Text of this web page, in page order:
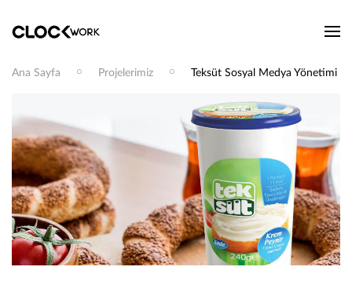
Ana Sayfa Projelerimiz Teksüt Sosyal Medya Yönetimi